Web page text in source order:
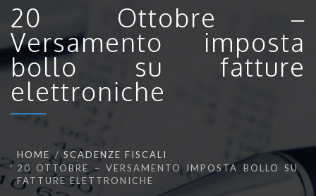
20 Ottobre –
Versamento imposta
bollo su fatture
elettroniche
HOME
SCADENZE FISCALI
20 OTTOBRE – VERSAMENTO IMPOSTA BOLLO SU
FATTURE ELETTRONICHE